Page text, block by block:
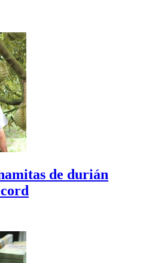
de durián